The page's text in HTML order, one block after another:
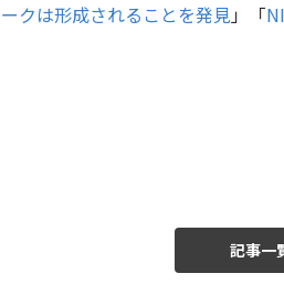
クは形成されることを発見」「
記事一